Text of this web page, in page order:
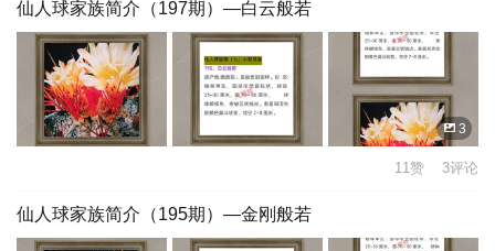
仙人球家族简介（197期）—白云般若
3
11赞 3评论
仙人球家族简介（195期）—金刚般若